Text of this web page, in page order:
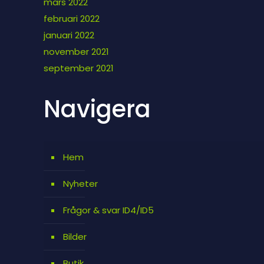
februari 2022
januari 2022
november 2021
september 2021
Navigera
Hem
Nyheter
Frågor & svar ID4/ID5
Bilder